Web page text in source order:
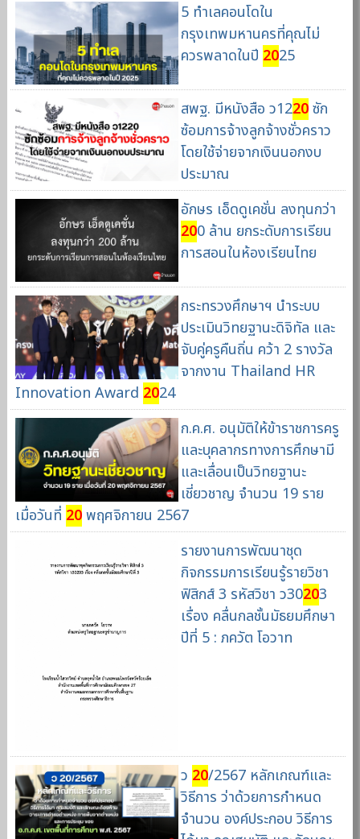
5 ทำเลคอนโดใน
กรุงเทพมหานครที่คุณไม่
ควรพลาดในปี 2025
สพฐ. มีหนังสือ ว1220ซัก
ซ้อมการจ้างลูกจ้างชั่วคราว
โดยใช้จ่ายจากเงินนอกงบ
ประมาณ
อักษร เอ็ดดูเคชั่น ลงทุนกว่า
200 ล้าน ยกระดับการเรียน
การสอนในห้องเรียนไทย
กระทรวงศึกษาฯ นำระบบ
ประเมินวิทยฐานะดิจิทัล และ
จับคู่ครูคืนถิ่น คว้า 2 รางวัล
จากงาน Thailand HR
Innovation Award 2024
ก.ค.ศ. อนุมัติให้ข้าราชการครู
และบุคลากรทางการศึกษามี
และเลื่อนเป็นวิทยฐานะ
เชี่ยวชาญ จำนวน 19 ราย
เมื่อวันที่ 20พฤศจิกายน 2567
รายงานการพัฒนาชุด
กิจกรรมการเรียนรู้รายวิชา
ฟิสิกส์ 3 รหัสวิชา ว30203
เรื่อง คลื่นกลชั้นมัธยมศึกษา
ปีที่ 5 : ภควัต โอวาท
ว 20/2567 หลักเกณฑ์และ
วิธีการ ว่าด้วยการกำหนด
จำนวน องค์ประกอบ วิธีการ